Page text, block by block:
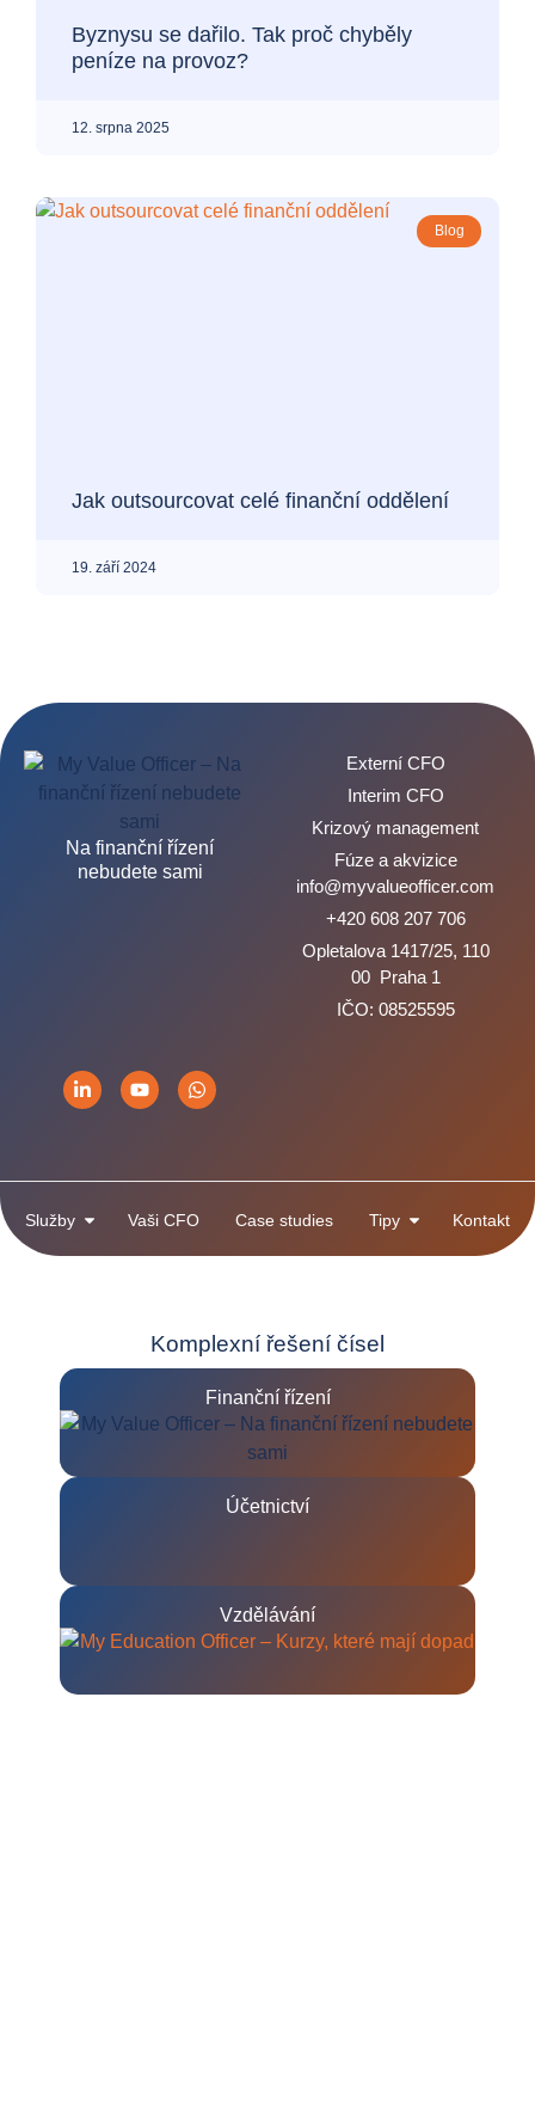
Byznysu se dařilo. Tak proč chyběly
peníze na provoz?
12. srpna 2025
Blog
Jak outsourcovat celé finanční oddělení
19. září 2024
Na finanční řízení
nebudete sami
Externí CFO
Interim CFO
Krizový management
Fúze a akvizice
info@myvalueofficer.com
+420 608 207 706
Opletalova 1417/25, 110
00 Praha 1
IČO: 08525595
Služby Vaši CFO Case studies Tipy Kontakt
Komplexní řešení čísel
Finanční řízení
Účetnictví
Vzdělávání